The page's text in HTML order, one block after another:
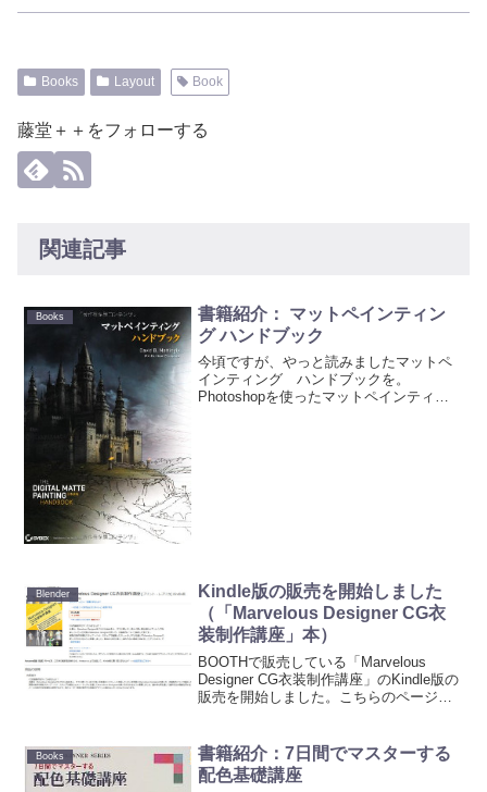
Books Layout Book
藤堂＋＋をフォローする
関連記事
Books
書籍紹介： マットペインティン
グ ハンドブック
今頃ですが、やっと読みましたマットペ
インティング ハンドブックを。
Photoshopを使ったマットペインティン
Blender
Kindle版の販売を開始しました
（「Marvelous Designer CG衣
装制作講座」本）
BOOTHで販売している「Marvelous
Designer CG衣装制作講座」のKindle版の
販売を開始しました。こちらのページで
はBOOTHでのPDF版...
Books
書籍紹介：7日間でマスターする
配色基礎講座